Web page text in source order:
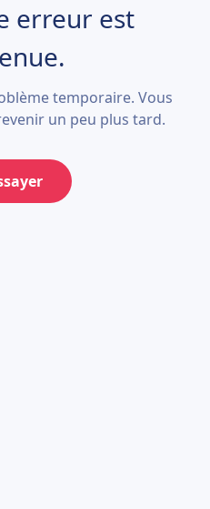
erreur est
temporaire. Vous
un peu plus tard.